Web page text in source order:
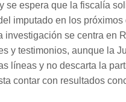
se espera que la fiscalía
imputado en los próximos
investigación se centra en
y testimonios, aunque la
líneas y no descarta la
contar con resultados